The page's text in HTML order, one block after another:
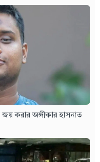
জয় করার অঙ্গীকার হাসনাত